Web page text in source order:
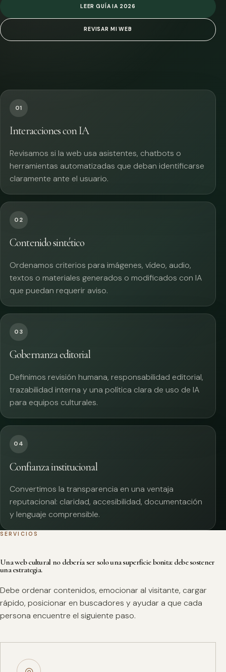
LEER GUÍA IA 2026
REVISAR MI WEB
01
Interacciones con IA
Revisamos si la web usa asistentes, chatbots o
herramientas automatizadas que deban identificarse
claramente ante el usuario.
02
Contenido sintético
Ordenamos criterios para imágenes, vídeo, audio,
textos o materiales generados o modificados con IA
que puedan requerir aviso.
03
Gobernanza editorial
Definimos revisión humana, responsabilidad editorial,
trazabilidad interna y una política clara de uso de IA
para equipos culturales.
04
Confianza institucional
Convertimos la transparencia en una ventaja
reputacional: claridad, accesibilidad, documentación
y lenguaje comprensible.
SERVICIOS
Una web cultural no debería ser solo una superficie bonita: debe sostener
una estrategia.
Debe ordenar contenidos, emocionar al visitante, cargar
rápido, posicionar en buscadores y ayudar a que cada
persona encuentre el siguiente paso.